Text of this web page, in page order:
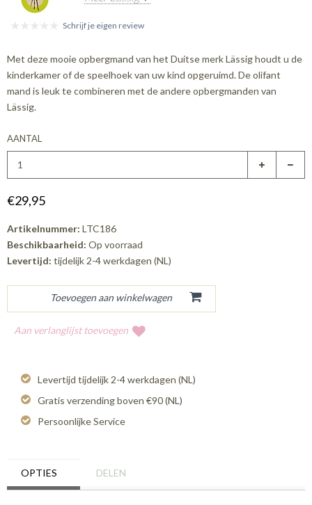
Schrijf je eigen review
Met deze mooie opbergmand van het Duitse merk Lässig houdt u de
kinderkamer of de speelhoek van uw kind opgeruimd. De olifant
mand is leuk te combineren met de andere opbergmanden van
Lässig.
AANTAL
€29,95
Artikelnummer: LTC186
Beschikbaarheid: Op voorraad
Levertijd: tijdelijk 2-4 werkdagen (NL)
Aan verlanglijst toevoegen
Levertijd tijdelijk 2-4 werkdagen (NL)
Gratis verzending boven €90 (NL)
Persoonlijke Service
OPTIES DELEN